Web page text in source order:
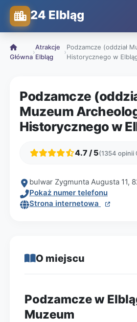
24 Elbląg
Główna
›
Atrakcje
Elbląg
›
Podzamcze (oddział
Historycznego w
Podzamcze
Muzeum
Historycznego w
4.7 / 5(1354 opinii
bulwar Zygmunta Augusta 11,
Pokaż numer telefonu
Strona internetowa
O miejscu
Podzamcze w
Muzeum